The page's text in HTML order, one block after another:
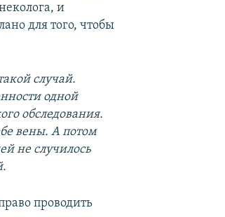
и
для того, чтобы
случай.
одной
обследования.
вены. А потом
не случилось
проводить